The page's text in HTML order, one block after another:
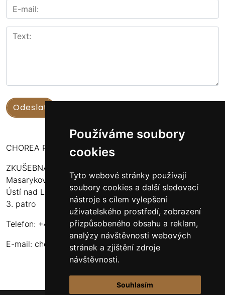
Používáme soubory
cookies
Tyto webové stránky používají
soubory cookies a další sledovací
nástroje s cílem vylepšení
uživatelského prostředí, zobrazení
přizpůsobeného obsahu a reklam,
analýzy návštěvnosti webových
stránek a zjištění zdroje
návštěvnosti.
Souhlasím
CHOREA PUERI USTENSIS
ZKUŠEBNA:
Masarykova 316
Ústí nad Labem - Bukov Rondel
3. patro
Telefon: +420 608 916 320
E-mail: choreapueriustensis@centrum.cz